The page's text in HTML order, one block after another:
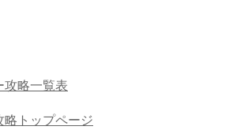
攻略一覧表
略トップページ